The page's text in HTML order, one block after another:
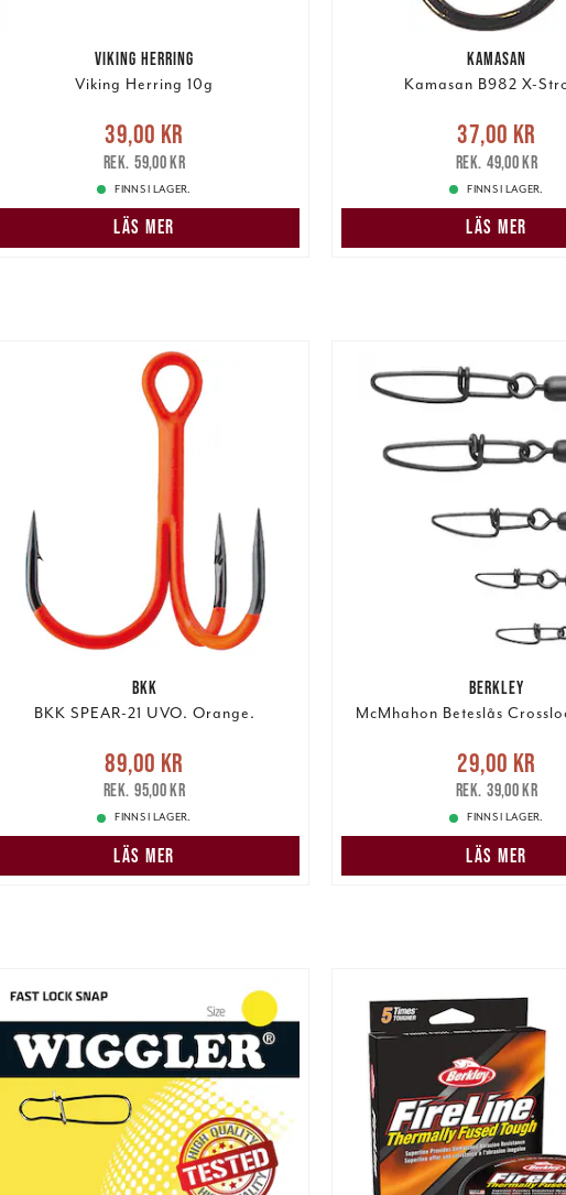
VIKING HERRING
Viking Herring 10g
Nuvarande pris:39,00 kr
pris:59,00 kr
39,00 kr
59,00 kr
FINNS I LAGER.
LÄS MER
KAMASAN
Kamasan B982 X-
Nuvarande pris:37,00 kr
pris:49,00 kr
37,00 kr
49,00 kr
FINNS I LAGER.
LÄS MER
BKK
BKK SPEAR-21 UVO. Orange.
Nuvarande pris :89,00 kr
pris:95,00 kr
89,00 kr
95,00 kr
FINNS I LAGER.
LÄS MER
BERKLEY
McMhahon Beteslås
Nuvarande pris :29,00 kr
pris:39,00 kr
29,00 kr
39,00 kr
FINNS I LAGER.
LÄS MER